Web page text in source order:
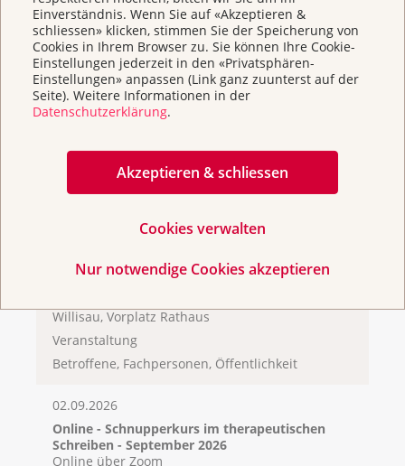
Einverständnis. Wenn Sie auf «Akzeptieren &
schliessen» klicken, stimmen Sie der Speicherung von
Cookies in Ihrem Browser zu. Sie können Ihre Cookie-
Einstellungen jederzeit in den «Privatsphären-
Einstellungen» anpassen (Link ganz zuunterst auf der
Seite). Weitere Informationen in der
Datenschutzerklärung.
Akzeptieren & schliessen
Cookies verwalten
Nur notwendige Cookies akzeptieren
21.08.2026
Pink Cube Roadshow 2026 in Luzern
Luzern, Mühlenplatz
Veranstaltung
Betroffene, Fachpersonen, Öffentlichkeit
22.08.2026
Pink Cube Roadshow 2026 in Sursee
Sursee, Sursee-Park
Betroffene, Fachpersonen, Öffentlichkeit
28.08.2026
Willisau, Vorplatz Rathaus
Veranstaltung
Betroffene, Fachpersonen, Öffentlichkeit
02.09.2026
Online - Schnupperkurs im therapeutischen
Schreiben - September 2026
Online über Zoom